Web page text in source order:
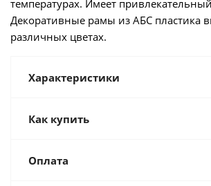
температурах. Имеет
Декоративные рамы из АБС пластика
различных цветах.
Характеристики
Как купить
Оплата